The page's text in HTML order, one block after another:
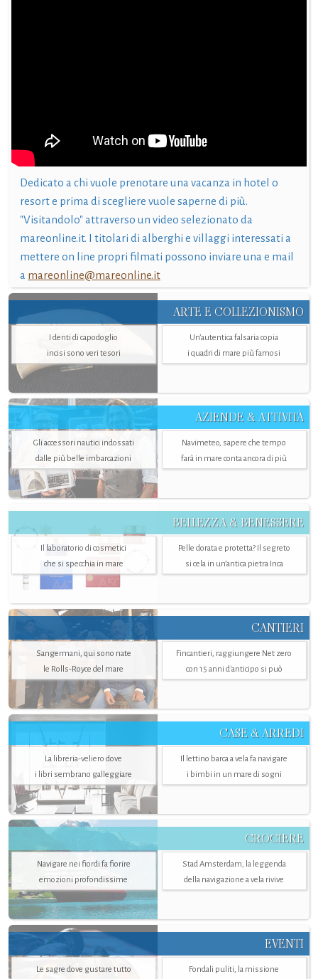
Dedicato a chi vuole prenotare una vacanza in hotel o
resort e prima di scegliere vuole saperne di più.
"Visitandolo" attraverso un video selezionato da
mareonline.it. I titolari di alberghi e villaggi interessati a
mettere on line propri filmati possono inviare una e mail
a mareonline@mareonline.it
ARTE E COLLEZIONISMO
I denti di capodoglio
incisi sono veri tesori
Un’autentica falsaria copia
i quadri di mare più famosi
AZIENDE & ATTIVITÀ
Gli accessori nautici indossati
dalle più belle imbarcazioni
Navimeteo, sapere che tempo
farà in mare conta ancora di più
BELLEZZA & BENESSERE
Il laboratorio di cosmetici
che si specchia in mare
Pelle dorata e protetta? Il segreto
si cela in un’antica pietra Inca
CANTIERI
Sangermani, qui sono nate
le Rolls-Royce del mare
Fincantieri, raggiungere Net zero
con 15 anni d'anticipo si può
CASE & ARREDI
La libreria-veliero dove
i libri sembrano galleggiare
Il lettino barca a vela fa navigare
i bimbi in un mare di sogni
CROCIERE
Navigare nei fiordi fa fiorire
emozioni profondissime
Stad Amsterdam, la leggenda
della navigazione a vela rivive
EVENTI
Le sagre dove gustare tutto
Fondali puliti, la missione